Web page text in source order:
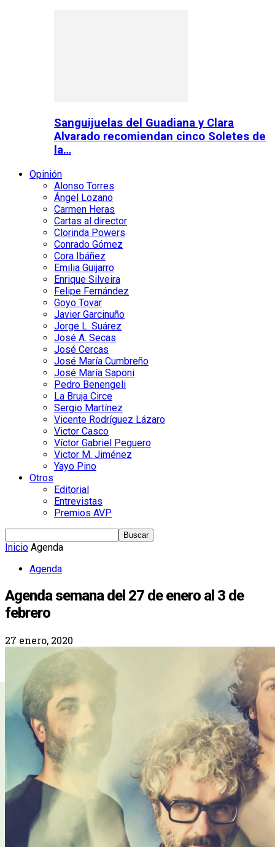
Sanguijuelas del Guadiana y Clara
Alvarado recomiendan cinco Soletes de
la…
Opinión
Alonso Torres
Ángel Lozano
Carmen Heras
Cartas al director
Clorinda Powers
Conrado Gómez
Cora Ibáñez
Emilia Guijarro
Enrique Silveira
Felipe Fernández
Goyo Tovar
Javier Garcinuño
Jorge L. Suárez
José A. Secas
José Cercas
José María Cumbreño
José María Saponi
Pedro Benengeli
La Bruja Circe
Sergio Martínez
Vicente Rodríguez Lázaro
Victor Casco
Víctor Gabriel Peguero
Victor M. Jiménez
Yayo Pino
Otros
Editorial
Entrevistas
Premios AVP
Inicio Agenda
Agenda
Agenda semana del 27 de enero al 3 de
febrero
27 enero, 2020